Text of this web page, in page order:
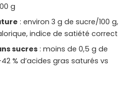
g
: environ 3 g de sucre/100 g,
indice de satiété correct
sucres : moins de 0,5 g de
% d’acides gras saturés vs